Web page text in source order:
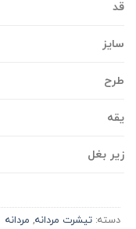
سایز
طرح
یقه
زیر بغل
دسته:تیشرت مردانه,مردانه